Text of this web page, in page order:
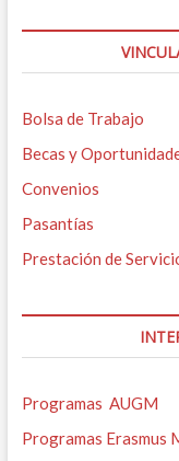
Bolsa de Trabajo
Becas y
Convenios
Pasantías
Prestación de
Programas AUGM
Programas Erasmus